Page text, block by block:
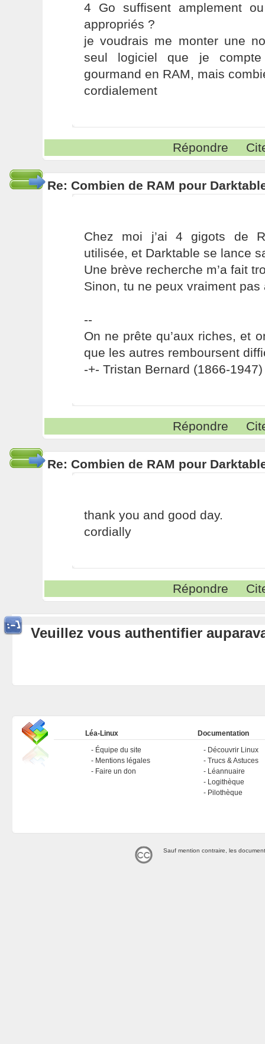
4 Go suffisent amplement
appropriés ?
je voudrais me monter une
seul logiciel que je
gourmand en RAM, mais
cordialement
Répondre
Re: Combien de RAM pour
Chez moi j’ai 4 gigots de
utilisée, et Darktable se lance
Une brève recherche m’a fait
Sinon, tu ne peux vraiment
--
On ne prête qu’aux riches, et
que les autres remboursent
-+- Tristan Bernard (1866-1947)
Répondre
Re: Combien de RAM pour
thank you and good day.
cordially
Répondre
Veuillez vous authentifier
Léa-Linux
Équipe du site
Mentions légales
Faire un don
Documentation
Découvrir Linux
Trucs & Astuces
Léannuaire
Logithèque
Pilothèque
Sauf mention contraire, les